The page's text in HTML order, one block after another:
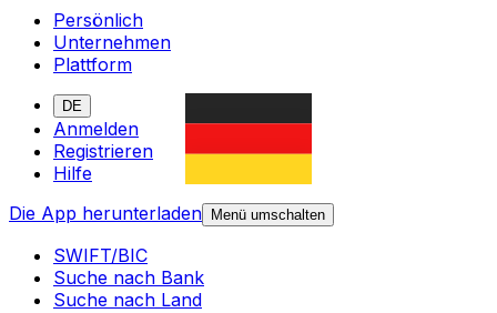
Persönlich
Unternehmen
Plattform
DE
Anmelden
Registrieren
Hilfe
Die App herunterladen
Menü umschalten
SWIFT/BIC
Suche nach Bank
Suche nach Land